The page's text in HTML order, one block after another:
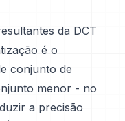
da DCT
é o
conjunto de
menor - no
a precisão